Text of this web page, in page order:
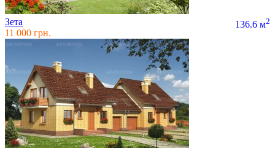
Зета 136.6 м2
11 000 грн.